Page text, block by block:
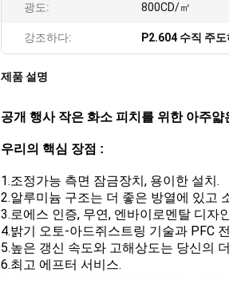
광도: 800CD/㎡
강조하다: P2.604 수직 주
제품 설명
공개 행사 작은 화소 피치를 위한 아주
우리의 핵심 장점 :
1.조정가능 측면 잠금장치, 용이한 설치.
2.알루미늄 구조는 더 좋은 방열에 있고
3.로에스 인증, 무연, 엔바이로멘탈 디자
4.밝기 오토-아드쥐스트링 기술과 PFC
5.높은 갱신 속도와 고해상도는 당신의
6.최고 에프터 서비스.